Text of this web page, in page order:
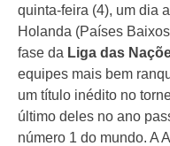
quinta-feira (4), um dia
Holanda (Países
fase da Liga das
equipes mais bem
um título inédito no
último deles no ano
número 1 do mundo. A